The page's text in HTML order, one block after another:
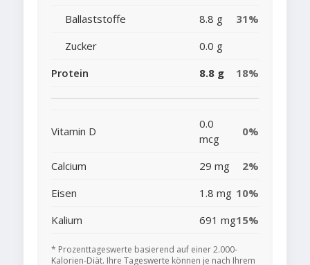
Ballaststoffe
8.8 g
31%
Zucker
0.0 g
Protein
8.8 g 18%
Vitamin D
0.0
mcg
0%
Calcium 29 mg
2%
Eisen
1.8 mg 10%
Kalium
691 mg15%
* Prozenttageswerte basierend auf einer 2.000-
Kalorien-Diät. Ihre Tageswerte können je nach Ihrem